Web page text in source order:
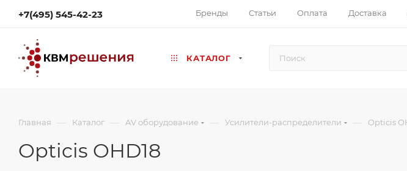
+7(495) 545-42-23 Бренды Статьи Оплата Доставка
КАТАЛОГ
Главная — Каталог — AV оборудование — Усилители-распределители — Opticis
Opticis OHD18